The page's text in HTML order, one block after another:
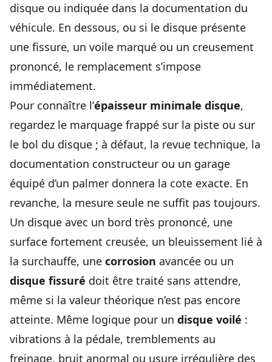
disque ou indiquée dans la documentation du
véhicule. En dessous, ou si le disque présente
une fissure, un voile marqué ou un creusement
prononcé, le remplacement s’impose
immédiatement.
Pour connaître l’épaisseur minimale disque,
regardez le marquage frappé sur la piste ou sur
le bol du disque ; à défaut, la revue technique, la
documentation constructeur ou un garage
équipé d’un palmer donnera la cote exacte. En
revanche, la mesure seule ne suffit pas toujours.
Un disque avec un bord très prononcé, une
surface fortement creusée, un bleuissement lié à
la surchauffe, une corrosion avancée ou un
disque fissuré doit être traité sans attendre,
même si la valeur théorique n’est pas encore
atteinte. Même logique pour un disque voilé :
vibrations à la pédale, tremblements au
freinage, bruit anormal ou usure irrégulière des